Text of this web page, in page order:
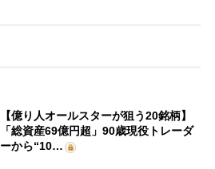
【億り人オールスターが狙う20銘柄】
「総資産69億円超」90歳現役トレーダ
ーから“10…